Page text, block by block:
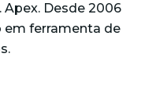
Desde 2006
ferramenta de